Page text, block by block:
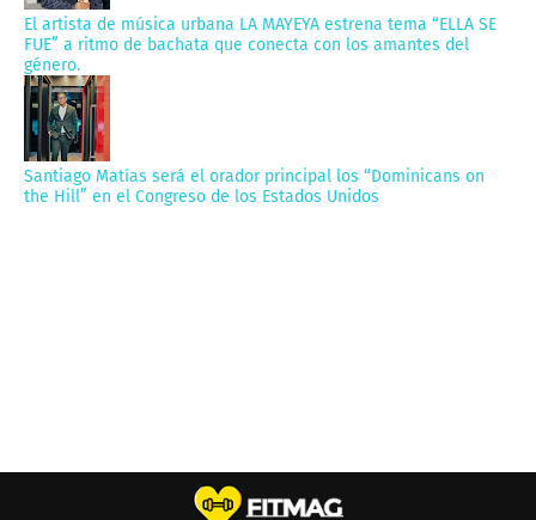
El artista de música urbana LA MAYEYA estrena tema “ELLA SE
FUE” a ritmo de bachata que conecta con los amantes del
género.
Santiago Matías será el orador principal los “Dominicans on
the Hill” en el Congreso de los Estados Unidos